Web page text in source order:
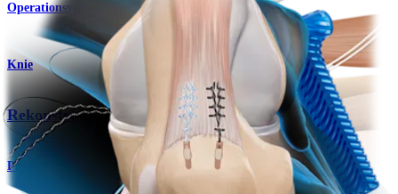
Operationsverfahren
Knie
Rekonstruktion des Lig. patellofemorale mediale
Produkt